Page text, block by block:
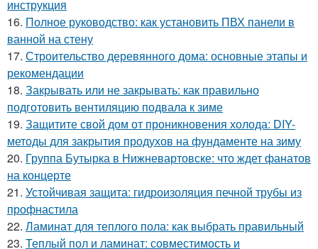
инструкция
16. Полное руководство: как установить ПВХ панели в
ванной на стену
17. Строительство деревянного дома: основные этапы и
рекомендации
18. Закрывать или не закрывать: как правильно
подготовить вентиляцию подвала к зиме
19. Защитите свой дом от проникновения холода: DIY-
методы для закрытия продухов на фундаменте на зиму
20. Группа Бутырка в Нижневартовске: что ждет фанатов
на концерте
21. Устойчивая защита: гидроизоляция печной трубы из
профнастила
22. Ламинат для теплого пола: как выбрать правильный
23. Теплый пол и ламинат: совместимость и